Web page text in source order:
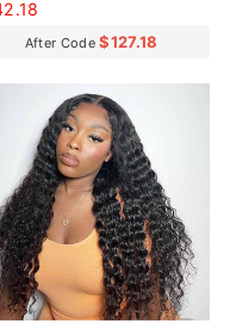
After Code$127.18